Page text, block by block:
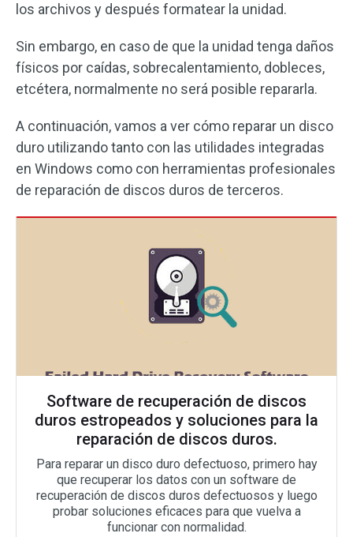
los archivos y después formatear la unidad.
Sin embargo, en caso de que la unidad tenga daños
físicos por caídas, sobrecalentamiento, dobleces,
etcétera, normalmente no será posible repararla.
A continuación, vamos a ver cómo reparar un disco
duro utilizando tanto con las utilidades integradas
en Windows como con herramientas profesionales
de reparación de discos duros de terceros.
Software de recuperación de discos
duros estropeados y soluciones para la
reparación de discos duros.
Para reparar un disco duro defectuoso, primero hay
que recuperar los datos con un software de
recuperación de discos duros defectuosos y luego
probar soluciones eficaces para que vuelva a
funcionar con normalidad.